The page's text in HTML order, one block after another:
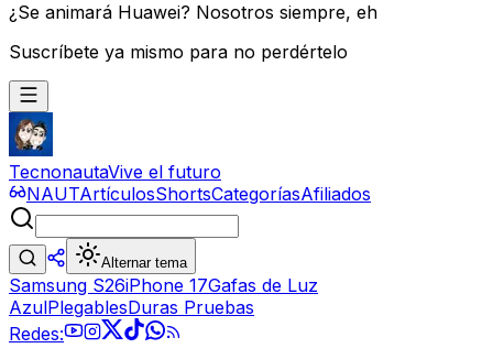
¿Se animará Huawei? Nosotros siempre, eh
Suscríbete ya mismo para no perdértelo
TecnonautaVive el futuro
NAUTArtículosShortsCategoríasAfiliados
Alternar tema
Samsung S26iPhone 17Gafas de Luz
AzulPlegablesDuras Pruebas
Redes: